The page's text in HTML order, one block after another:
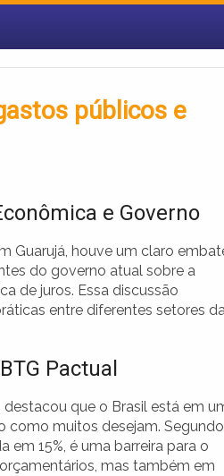
públicos e
e Governo
Guarujá, houve um claro
do governo atual sobre a
de juros. Essa discussão
entre diferentes setores
Pactual
que o Brasil está em
como muitos desejam. Segundo
em 15%, é uma barreira para o
mas também em